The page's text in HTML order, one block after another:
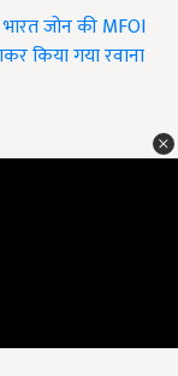
जोन की MFOI
किया गया रवाना